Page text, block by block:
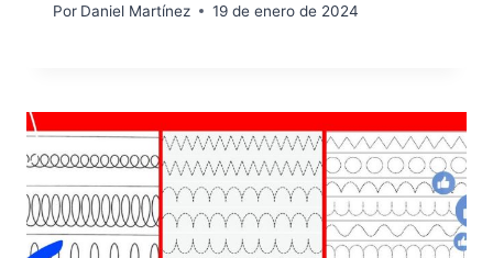
Por Daniel Martínez 19 de enero de 2024